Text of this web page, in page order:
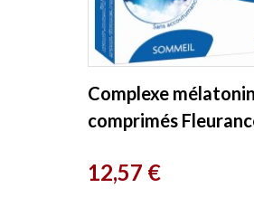
Complexe
comprimés
Prix
12,57 €